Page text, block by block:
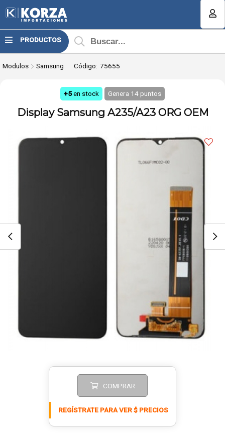
Compartir por email
PRODUCTOS ¿Tienes cupón de descuento?
Modulos Samsung Código: 75655
+5 en stock Genera 14puntos
Display Samsung A235/A23 ORG OEM
COMPRAR
REGÍSTRATE PARA VER $ PRECIOS